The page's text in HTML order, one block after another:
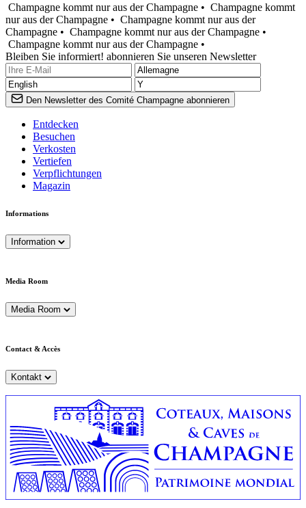
Champagne kommt nur aus der Champagne • Champagne kommt
nur aus der Champagne • Champagne kommt nur aus der
Champagne • Champagne kommt nur aus der Champagne •
Champagne kommt nur aus der Champagne •
Bleiben Sie informiert! abonnieren Sie unseren Newsletter
Den Newsletter des Comité Champagne abonnieren
Entdecken
Besuchen
Verkosten
Vertiefen
Verpflichtungen
Magazin
Informations
Information
Media Room
Media Room
Contact & Accès
Kontakt